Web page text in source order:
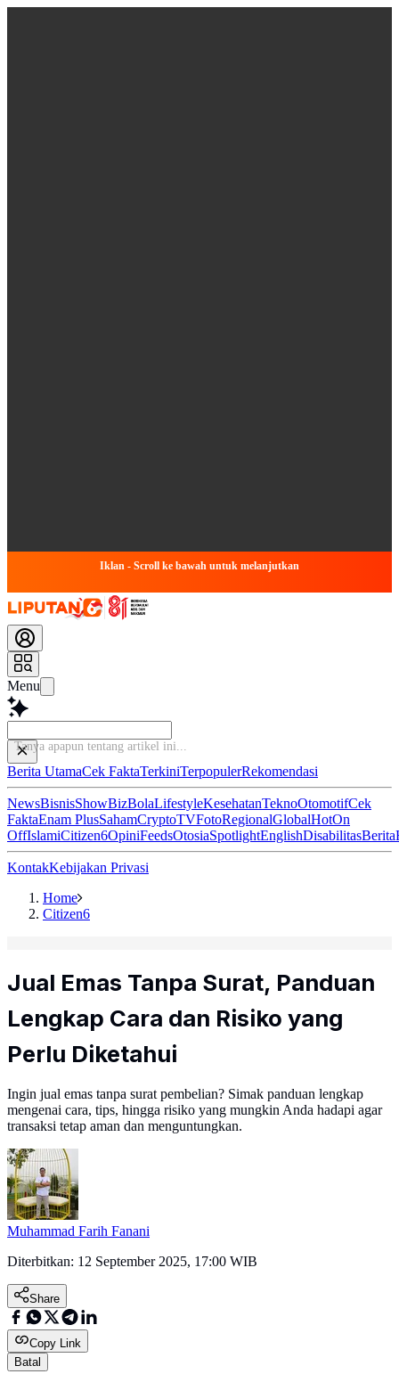
Iklan - Scroll ke bawah untuk melanjutkan
Menu
Baca le
Berita UtamaCek FaktaTerkiniTerpopulerRekomendasi
NewsBisnisShowBizBolaLifestyleKesehatanTeknoOtomotifCek
FaktaEnam PlusSahamCryptoTVFotoRegionalGlobalHotOn
OffIslamiCitizen6OpiniFeedsOtosiaSpotlightEnglishDisabilitasBerita
KontakKebijakan Privasi
Home
Citizen6
Jual Emas Tanpa Surat, Panduan
Lengkap Cara dan Risiko yang
Perlu Diketahui
Ingin jual emas tanpa surat pembelian? Simak panduan lengkap
mengenai cara, tips, hingga risiko yang mungkin Anda hadapi agar
transaksi tetap aman dan menguntungkan.
Muhammad Farih Fanani
Diterbitkan: 12 September 2025, 17:00 WIB
Share
Copy Link
Batal